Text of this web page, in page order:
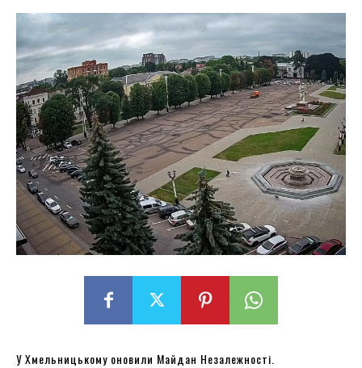
У Хмельницькому оновили Майдан Незалежності.